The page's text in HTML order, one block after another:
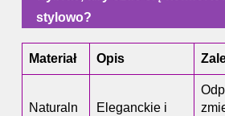
stylowo?
Materiał Opis
Naturaln
Eleganckie i